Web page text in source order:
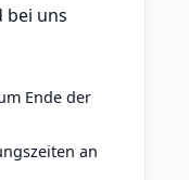
bei uns
Ende der
an